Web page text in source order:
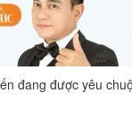
đang được yêu